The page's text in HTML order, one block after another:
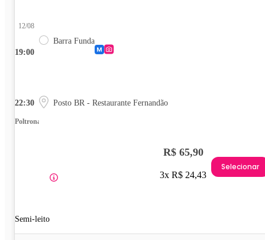
19:00
12/08
Barra Funda
22:30 Posto BR - Restaurante Fernandão
Poltrona
Semi-leito
R$ 65,90
3x R$ 24,43
Selecionar